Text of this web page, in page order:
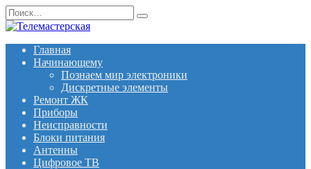
Перейти
к
Search
for:
Главная
Начинающему
Познаем мир электроники
Дискретные элементы
Ремонт ЖК
Приборы
Неисправности
Блоки питания
Антенны
Цифровое ТВ